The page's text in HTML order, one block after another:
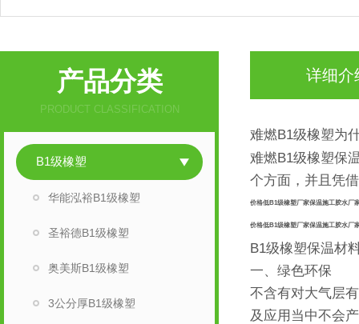
产品分类
PRODUCT CLASSIFICATION
B1级橡塑
华能泓裕B1级橡塑
圣裕德B1级橡塑
奥美斯B1级橡塑
3公分厚B1级橡塑
详细介
难燃B1级橡塑为
难燃B1级橡塑保
个方面，并且凭
价格低B1级橡塑厂家保温施工胶水厂
价格低B1级橡塑厂家保温施工胶水厂
B1级橡塑保温材
一、绿色环保
不含有对大气层
及应用当中不会